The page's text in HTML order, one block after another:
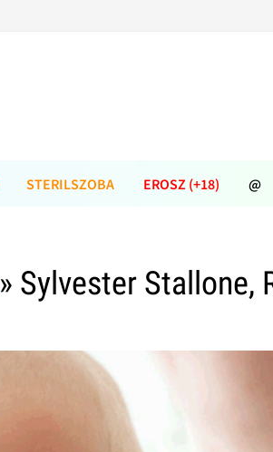
STERILSZOBA EROSZ (+18) @
» Sylvester Stallone,